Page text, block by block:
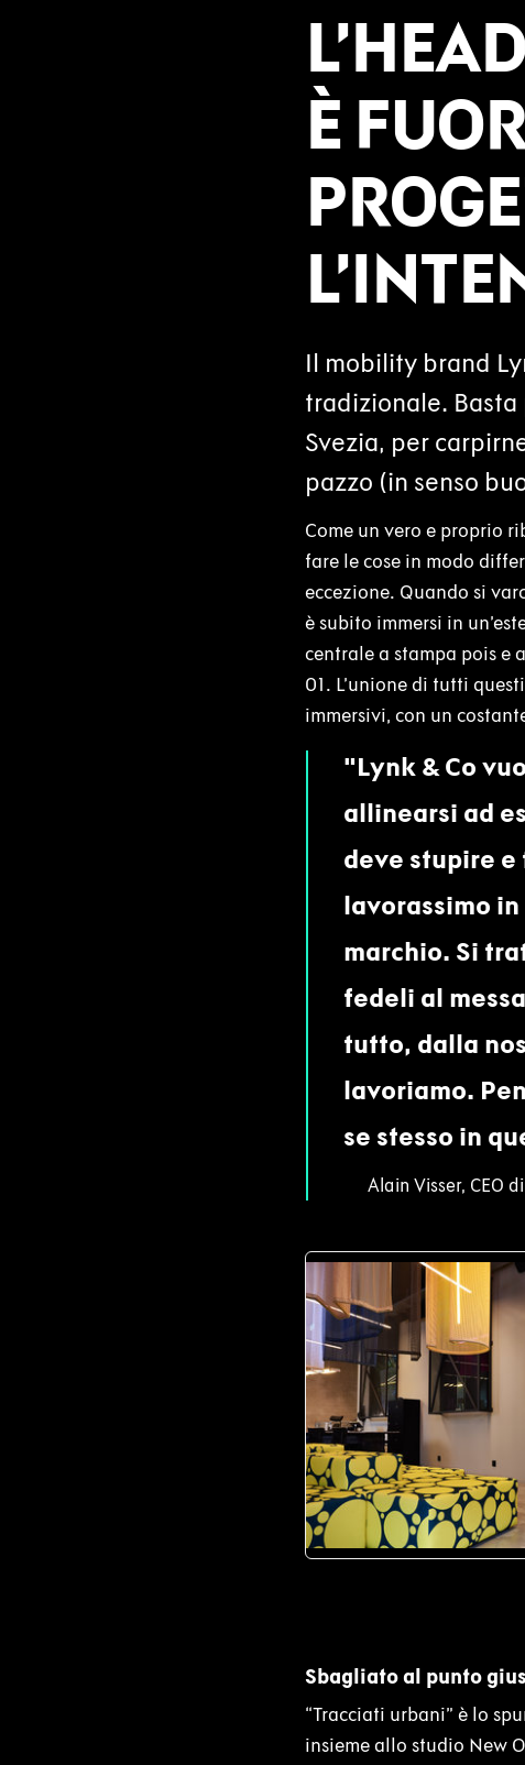
È
Il mobility brand
tradizionale.
Svezia, per
pazzo (in senso
Come un vero e proprio
fare le cose in modo
eccezione. Quando si
è subito immersi in
centrale a stampa pois e
01. L’unione di tutti
immersivi, con un
Lynk & Co
allinearsi ad
deve stupire e
lavorassimo
marchio. Si
fedeli al
tutto, dalla
lavoriamo.
se stesso in
Alain Visser, CEO
Sbagliato al punto
“Tracciati urbani” è lo
insieme allo studio New